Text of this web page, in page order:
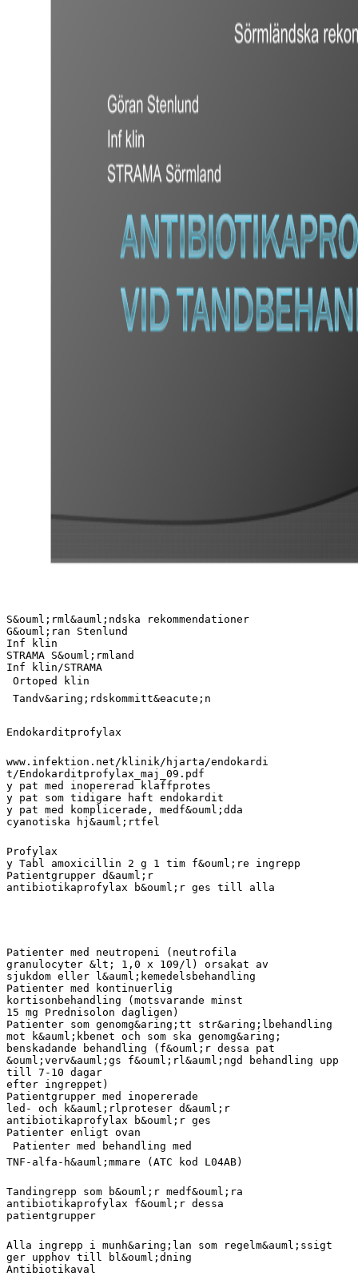
S&ouml;rml&auml;ndska rekommendationer
G&ouml;ran Stenlund
Inf klin
STRAMA S&ouml;rmland
Inf klin/STRAMA
 Ortoped klin
 Tandv&aring;rdskommitt&eacute;n
Endokarditprofylax
www.infektion.net/klinik/hjarta/endokardi
t/Endokarditprofylax_maj_09.pdf
y pat med inopererad klaffprotes
y pat som tidigare haft endokardit
y pat med komplicerade, medf&ouml;dda
cyanotiska hj&auml;rtfel
Profylax
y Tabl amoxicillin 2 g 1 tim f&ouml;re ingrepp
Patientgrupper d&auml;r
antibiotikaprofylax b&ouml;r ges till alla
Patienter med neutropeni (neutrofila
granulocyter &lt; 1,0 x 109/l) orsakat av
sjukdom eller l&auml;kemedelsbehandling
Patienter med kontinuerlig
kortisonbehandling (motsvarande minst
15 mg Prednisolon dagligen)
Patienter som genomg&aring;tt str&aring;lbehandling
mot k&auml;kbenet och som ska genomg&aring;
benskadande behandling (f&ouml;r dessa pat
&ouml;verv&auml;gs f&ouml;rl&auml;ngd behandling upp
till 7-10 dagar
efter ingreppet)
Patientgrupper med inopererade
led- och k&auml;rlproteser d&auml;r
antibiotikaprofylax b&ouml;r ges
Patienter enligt ovan
 Patienter med behandling med
TNF-alfa-h&auml;mmare (ATC kod L04AB)
Tandingrepp som b&ouml;r medf&ouml;ra
antibiotikaprofylax f&ouml;r dessa
patientgrupper
Alla ingrepp i munh&aring;lan som regelm&auml;ssigt
ger upphov till bl&ouml;dning
Antibiotikaval